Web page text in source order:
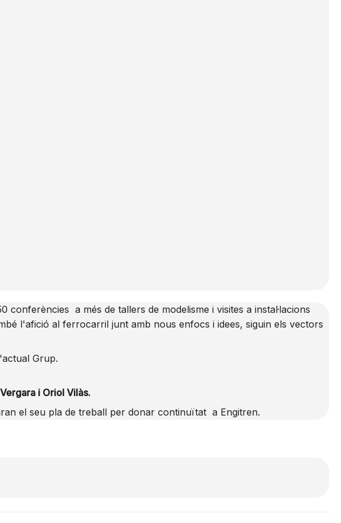
a més de tallers de modelisme i visites a instal·lacions
l'afició al ferrocarril junt amb nous enfocs i idees, siguin els vectors
Grup.
i Oriol Vilàs.
el seu pla de treball per donar continuïtat a Engitren.